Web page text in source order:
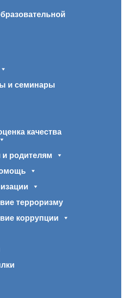
и семинары
качества
родителям
терроризму
коррупции